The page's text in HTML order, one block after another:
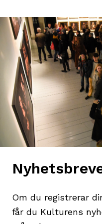
Om du registrerar
får du Kulturens